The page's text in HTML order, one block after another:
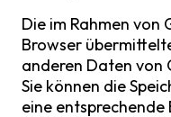
Die im Rahmen von
Browser
anderen Daten von
Sie können die
eine entsprechende